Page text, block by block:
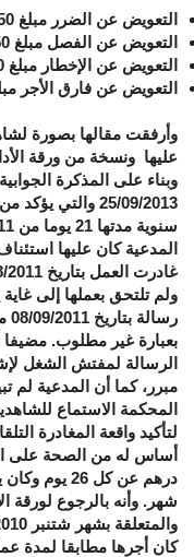
التعويض عن الضرر مبلغ 50 ألف درهم.
التعويض عن الفصل مبلغ 50 ألف درهم.
التعويض عن الإخطار مبلغ 20 ألف درهم.
التعويض عن فارق الأجر مبلغ 20 ألف
وأرفقت مقالها بصورة
عليها ونسخة من ورقة
وبناء على المذكرة
25/09/2013
ولم تلتحق بعملها إلى
بعبارة غير مطلوب.
الرسالة لمفتش الشغل
مبرر، كما أن المدعية لم
المحكمة الاستماع
لتأكيد واقعة المغادرة
درهم عن كل
شهر. وأنه بالرجوع لورقة
كان أجرها مطابقا لمدة